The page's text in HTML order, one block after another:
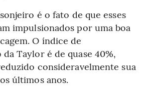
é o fato de que esses
impulsionados por uma boa
O índice de
Taylor é de quase 40%,
consideravelmente sua
últimos anos.